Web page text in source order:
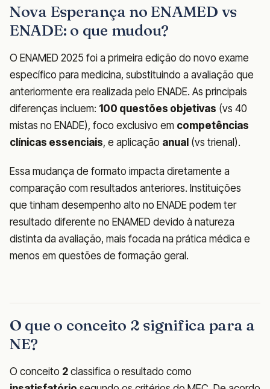
Nova Esperança no ENAMED vs
ENADE: o que mudou?
O ENAMED 2025 foi a primeira edição do novo exame
específico para medicina, substituindo a avaliação que
anteriormente era realizada pelo ENADE. As principais
diferenças incluem: 100 questões objetivas (vs 40
mistas no ENADE), foco exclusivo em competências
clínicas essenciais, e aplicação anual (vs trienal).
Essa mudança de formato impacta diretamente a
comparação com resultados anteriores. Instituições
que tinham desempenho alto no ENADE podem ter
resultado diferente no ENAMED devido à natureza
distinta da avaliação, mais focada na prática médica e
menos em questões de formação geral.
O que o conceito 2 significa para a
NE?
O conceito 2 classifica o resultado como